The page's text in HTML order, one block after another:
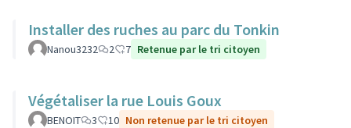
Installer des ruches au parc du Tonkin
Nanou3232 2 7 Retenue par le tri citoyen
Végétaliser la rue Louis Goux
BENOIT 3 10 Non retenue par le tri citoyen